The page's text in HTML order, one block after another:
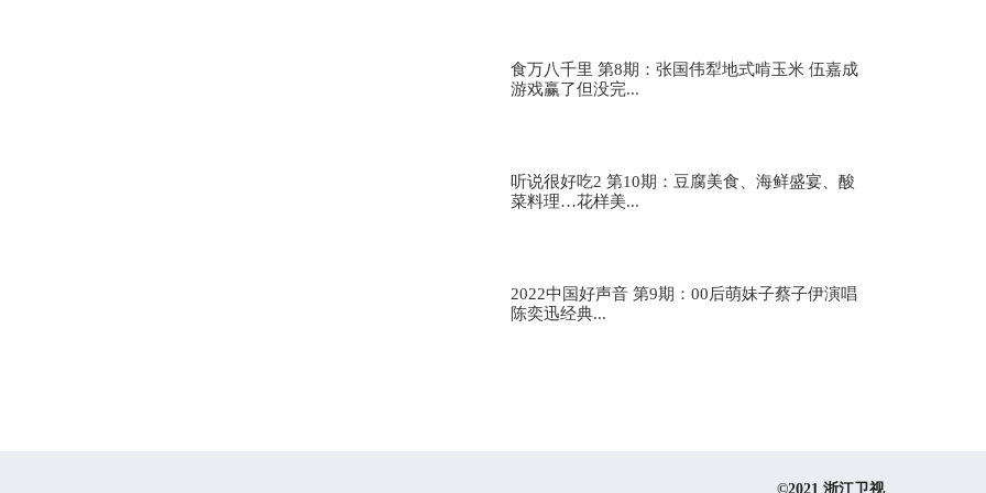
“不要怕，一个一个来！” 车陷水中遇险，嵊州民
食万八千里 第8期：张国伟犁地式啃玉米 伍嘉成
游戏赢了但没完...
听说很好吃2 第10期：豆腐美食、海鲜盛宴、酸
菜料理…花样美...
2022中国好声音 第9期：00后萌妹子蔡子伊演唱
陈奕迅经典...
©2021 浙江卫视